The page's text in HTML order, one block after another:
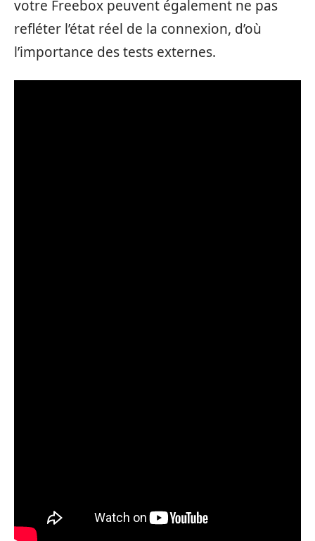
votre Freebox peuvent également ne pas
refléter l’état réel de la connexion, d’où
l’importance des tests externes.